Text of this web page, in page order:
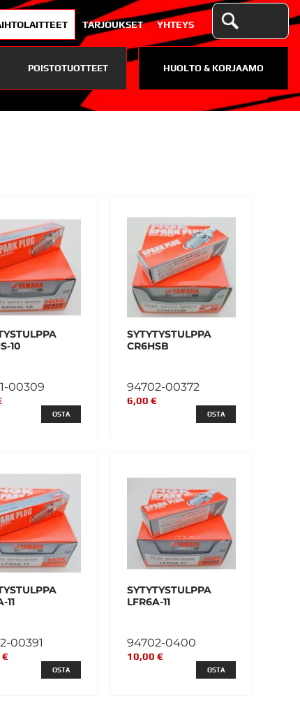
TARJOUKSET YHTEYS
POISTOTUOTTEET HUOLTO & KORJAAMO
10
00309
OSTA
SYTYTYSTULPPA
CR6HSB
94702-00372
6,00 €
OSTA
11
00391
€
OSTA
SYTYTYSTULPPA
LFR6A-11
94702-0400
10,00 €
OSTA